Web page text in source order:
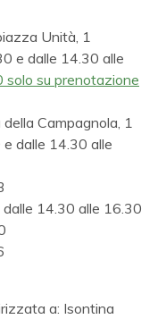
Unità, 1
e dalle 14.30 alle
solo su prenotazione
Campagnola, 1
dalle 14.30 alle
14.30 alle 16.30
a: Isontina